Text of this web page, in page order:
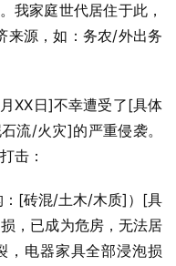
我家庭世代居住于此，
来源，如：务农/外出务
XX日]不幸遭受了[具体
流/火灾]的严重侵袭。
击：
：[砖混/土木/木质]）[具
，已成为危房，无法居
电器家具全部浸泡损